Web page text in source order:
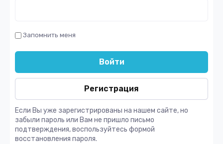
Запомнить меня
Войти
Регистрация
Если Вы уже зарегистрированы на нашем сайте, но
забыли пароль или Вам не пришло письмо
подтверждения, воспользуйтесь формой
восстановления пароля.